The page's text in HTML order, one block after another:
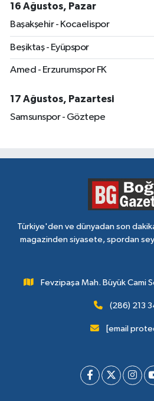
16 Ağustos, Pazar
Başakşehir - Kocaelispor
Beşiktaş - Eyüpspor
Amed - Erzurumspor FK
17 Ağustos, Pazartesi
Samsunspor - Göztepe
Türkiye'den ve dünyadan son
magazinden siyasete, spordan
Fevzipaşa Mah. Büyük Cami
(286) 213
[email